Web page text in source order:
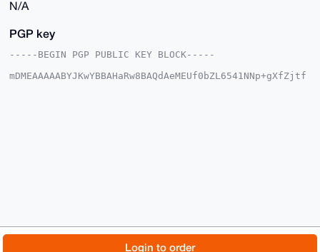
Login to order
N/A
PGP key
-----BEGIN PGP PUBLIC KEY BLOCK-----
mDMEAAAAABYJKwYBBAHaRw8BAQdAeMEUf0bZL6541NNp+gXfZjtf
CRCH1K2JdOObl7w9AQCmNMCid+xmZ+D1olKfJg/PHdsUCVmvJtkr
F1IsHsZP7gD/
U+yB3rFRJ/O7cifwHHtY56PiUKDSLMp0rQkefXY3HQo=
About FAQ